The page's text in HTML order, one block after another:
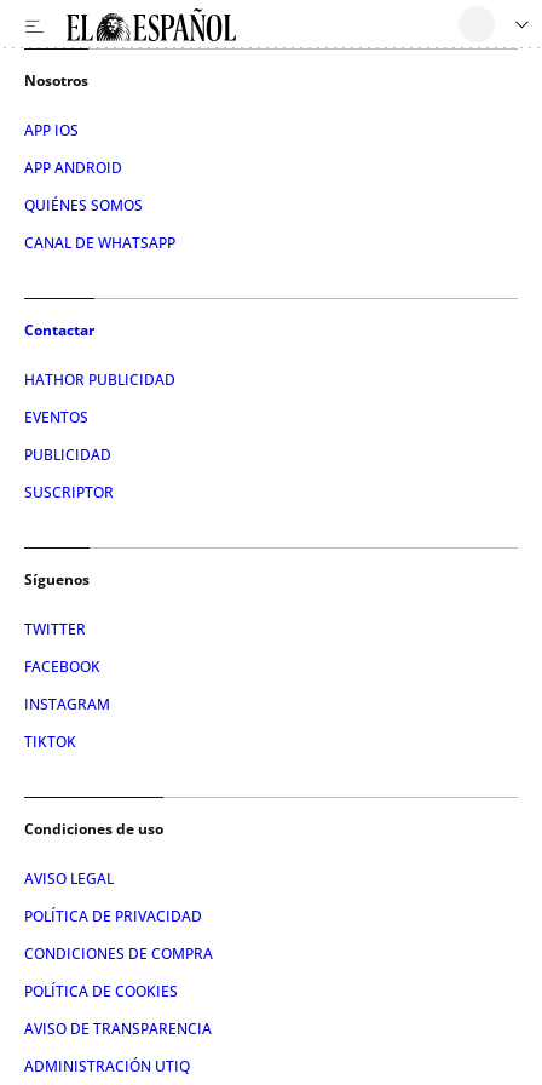
Nosotros
APP IOS
APP ANDROID
QUIÉNES SOMOS
CANAL DE WHATSAPP
Contactar
HATHOR PUBLICIDAD
EVENTOS
PUBLICIDAD
SUSCRIPTOR
Síguenos
TWITTER
FACEBOOK
INSTAGRAM
TIKTOK
Condiciones de uso
AVISO LEGAL
POLÍTICA DE PRIVACIDAD
CONDICIONES DE COMPRA
POLÍTICA DE COOKIES
AVISO DE TRANSPARENCIA
ADMINISTRACIÓN UTIQ